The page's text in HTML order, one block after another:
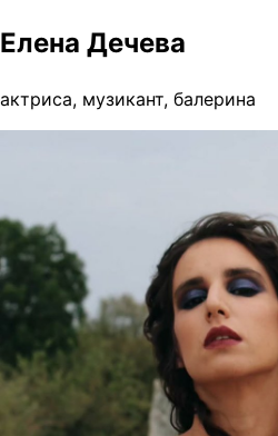
Елена Дечева
актриса, музикант, балерина